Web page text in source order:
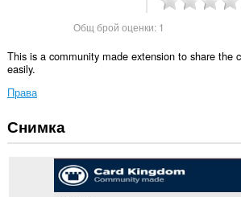
Общ брой оценки: 1
This is a community made extension to share the
easily.
Права
Това
разширение
осъществява
Снимка